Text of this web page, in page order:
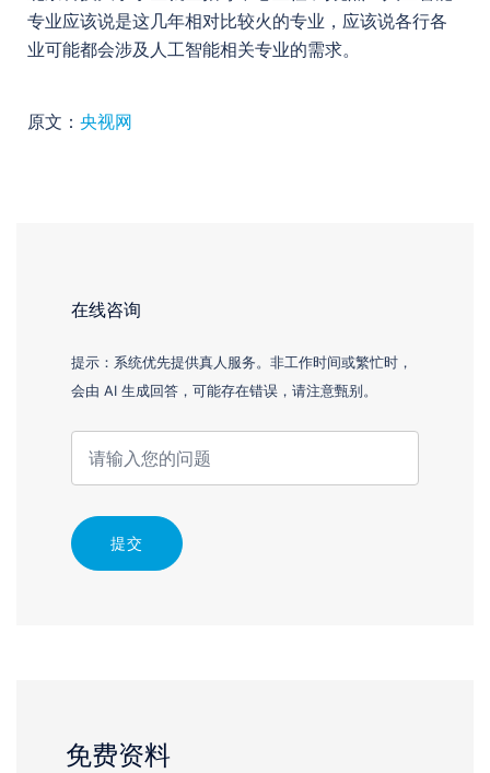
专业应该说是这几年相对比较火的专业，应该说各行各
业可能都会涉及人工智能相关专业的需求。
原文： 央视网
在线咨询
提示：系统优先提供真人服务。非工作时间或繁忙时，
会由 AI 生成回答，可能存在错误，请注意甄别。
提交
免费资料